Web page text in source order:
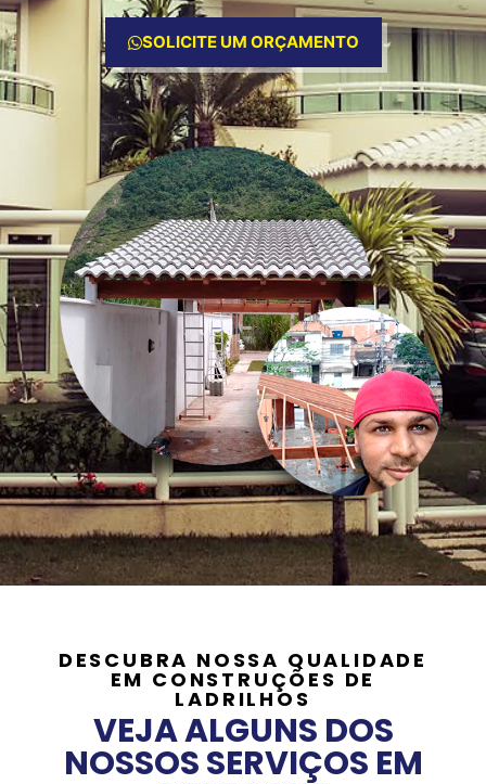
SOLICITE UM ORÇAMENTO
DESCUBRA NOSSA QUALIDADE
EM CONSTRUÇÕES DE
LADRILHOS
VEJA ALGUNS DOS
NOSSOS SERVIÇOS EM